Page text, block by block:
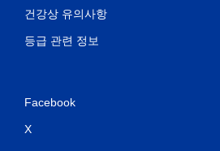
건강상 유의사항
등급 관련 정보
Facebook
X